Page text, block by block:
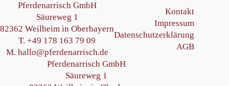
Pferdenarrisch GmbH
Säureweg 1
82362 Weilheim in Oberbayern
T. +49 178 163 79 09
M. hallo@pferdenarrisch.de
Kontakt
Impressum
Datenschutzerklärung
AGB
Pferdenarrisch GmbH
Säureweg 1